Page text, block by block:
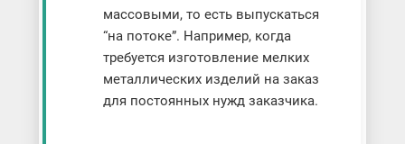
массовыми, то есть выпускаться
“на потоке”. Например, когда
требуется изготовление мелких
металлических изделий на заказ
для постоянных нужд заказчика.